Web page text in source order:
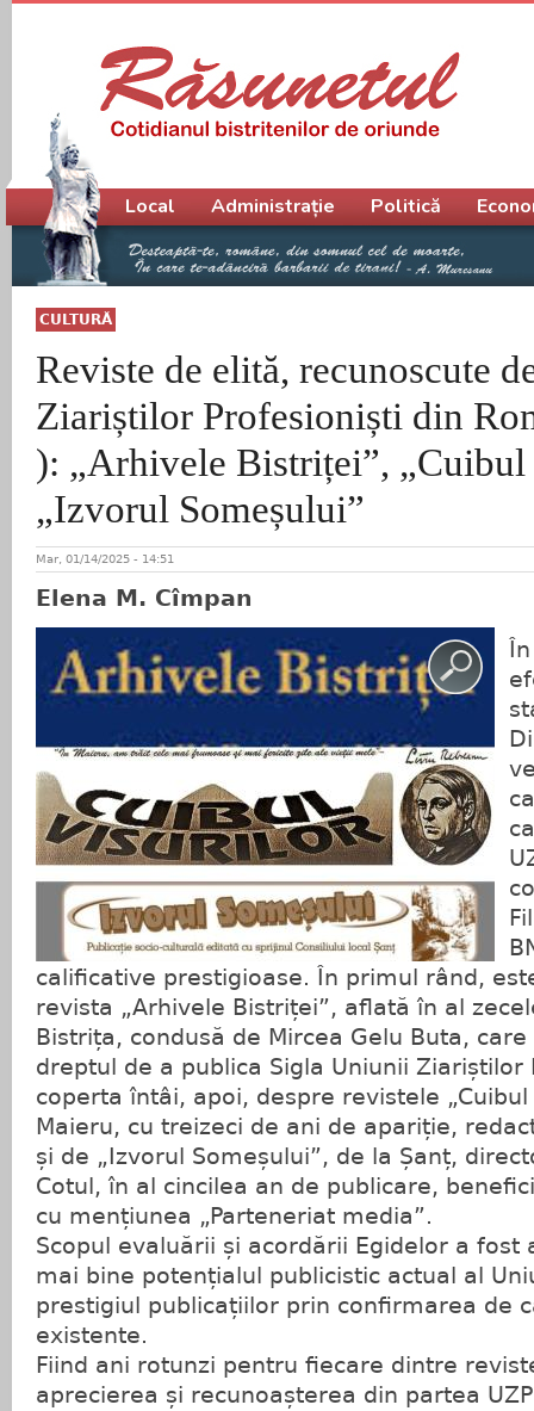
CULTURĂ
Reviste de elită, recunoscute
Ziariștilor Profesioniști din
): „Arhivele Bistriței”,
„Izvorul Someșului”
Mar, 01/14/2025 - 14:51
Elena M. Cîmpan
calificative prestigioase. În primul rând,
revista „Arhivele Bistriței”, aflată în al
Bistrița, condusă de Mircea Gelu Buta,
dreptul de a publica Sigla Uniunii Ziariștilor
coperta întâi, apoi, despre revistele
Maieru, cu treizeci de ani de apariție,
și de „Izvorul Someșului”, de la Șanț,
Cotul, în al cincilea an de publicare,
cu mențiunea „Parteneriat media”.
Scopul evaluării și acordării Egidelor a fost
mai bine potențialul publicistic actual al
prestigiul publicațiilor prin confirmarea de
existente.
Fiind ani rotunzi pentru fiecare dintre
aprecierea și recunoașterea din partea
Meniu principal
Local Administrație Politică